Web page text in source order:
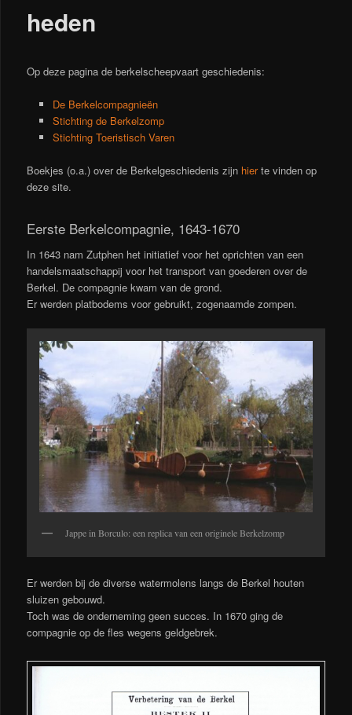
heden
Op deze pagina de berkelscheepvaart geschiedenis:
De Berkelcompagnieën
Stichting de Berkelzomp
Stichting Toeristisch Varen
Boekjes (o.a.) over de Berkelgeschiedenis zijn hierte vinden op
deze site.
Eerste Berkelcompagnie, 1643-1670
In 1643 nam Zutphen het initiatief voor het oprichten van een
handelsmaatschappij voor het transport van goederen over de
Berkel. De compagnie kwam van de grond.
Er werden platbodems voor gebruikt, zogenaamde zompen.
Jappe in Borculo: een replica van een originele Berkelzomp
Er werden bij de diverse watermolens langs de Berkel houten
sluizen gebouwd.
Toch was de onderneming geen succes. In 1670 ging de
compagnie op de fles wegens geldgebrek.